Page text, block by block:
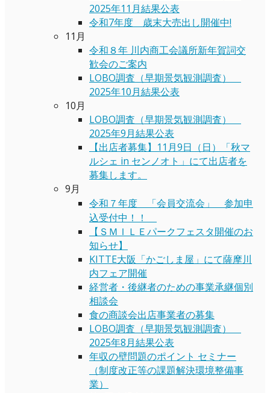
2025年11月結果公表
令和7年度 歳末大売出し開催中!
11月
令和８年 川内商工会議所新年賀詞交
歓会のご案内
LOBO調査（早期景気観測調査）
2025年10月結果公表
10月
LOBO調査（早期景気観測調査）
2025年9月結果公表
【出店者募集】11月9日（日）「秋マ
ルシェ in センノオト」にて出店者を
募集します。
9月
令和７年度 「会員交流会」 参加申
込受付中！！
【ＳＭＩＬＥパークフェスタ開催のお
知らせ】
KITTE大阪「かごしま屋」にて薩摩川
内フェア開催
経営者・後継者のための事業承継個別
相談会
食の商談会出店事業者の募集
LOBO調査（早期景気観測調査）
2025年8月結果公表
年収の壁問題のポイント セミナー
（制度改正等の課題解決環境整備事
業）